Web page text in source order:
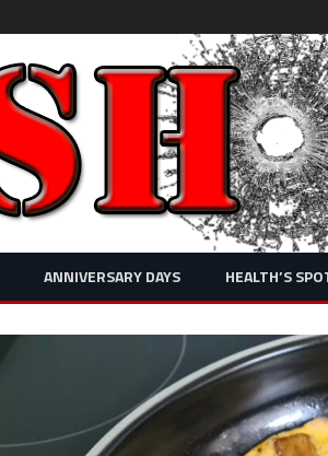
Skip
content
ANNIVERSARY DAYS HEALTH’S